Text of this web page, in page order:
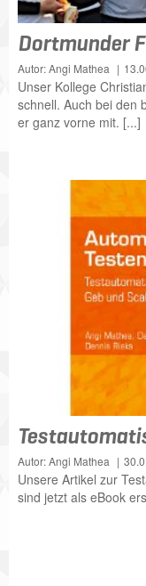
Dortmunder
Autor: Angi Mathea
Unser Kollege
schnell. Auch bei den
er ganz vorne mit. [...]
Autor: Angi Mathea
Unsere Artikel zur
sind jetzt als eBook